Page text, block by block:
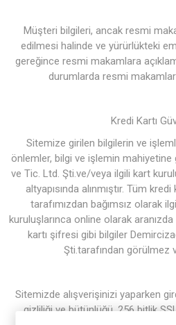
Müşteri bilgileri, ancak resmi
edilmesi halinde ve yürürlükteki
gereğince resmi makamlara
durumlarda resmi
Kredi Kartı
Sitemize girilen bilgilerin ve
önlemler, bilgi ve işlemin mahiyetine
ve Tic. Ltd. Şti.ve/veya ilgili kart
altyapısında alınmıştır. Tüm
tarafımızdan bağımsız olarak
kuruluşlarınca online olarak
kartı şifresi gibi bilgiler
Şti.tarafından görülmez
Sitemizde alışverişinizi yaparken
gizliliği ve bütünlüğü, 256 bitlik